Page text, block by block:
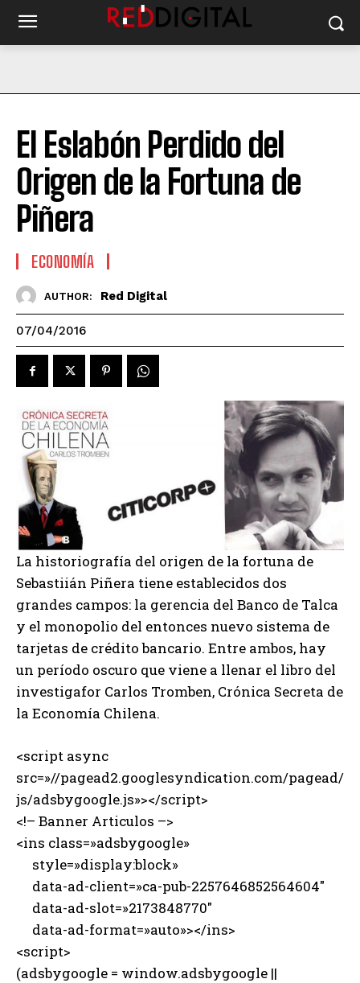
El Eslabón Perdido del
Origen de la Fortuna de
Piñera
ECONOMÍA
AUTHOR: Red Digital
07/04/2016
La historiografía del origen de la fortuna de
Sebastiián Piñera tiene establecidos dos
grandes campos: la gerencia del Banco de Talca
y el monopolio del entonces nuevo sistema de
tarjetas de crédito bancario. Entre ambos, hay
un período oscuro que viene a llenar el libro del
investigafor Carlos Tromben, Crónica Secreta de
la Economía Chilena.
<script async
src=»//pagead2.googlesyndication.com/pagead/
js/adsbygoogle.js»></script>
<!– Banner Articulos –>
<ins class=»adsbygoogle»
style=»display:block»
data-ad-client=»ca-pub-2257646852564604″
data-ad-slot=»2173848770″
data-ad-format=»auto»></ins>
<script>
(adsbygoogle = window.adsbygoogle ||